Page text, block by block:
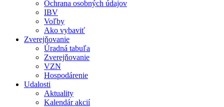
Ochrana osobných údajov
IBV
Voľby
Ako vybaviť
Zverejňovanie
Úradná tabuľa
Zverejňovanie
VZN
Hospodárenie
Udalosti
Aktuality
Kalendár akcií